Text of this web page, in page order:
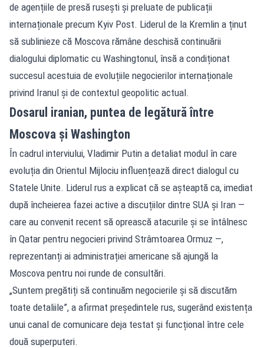
de agențiile de presă rusești și preluate de publicații
internaționale precum Kyiv Post. Liderul de la Kremlin a ținut
să sublinieze că Moscova rămâne deschisă continuării
dialogului diplomatic cu Washingtonul, însă a condiționat
succesul acestuia de evoluțiile negocierilor internaționale
privind Iranul și de contextul geopolitic actual.
Dosarul iranian, puntea de legătură între
Moscova și Washington
În cadrul interviului, Vladimir Putin a detaliat modul în care
evoluția din Orientul Mijlociu influențează direct dialogul cu
Statele Unite. Liderul rus a explicat că se așteaptă ca, imediat
după încheierea fazei active a discuțiilor dintre SUA și Iran —
care au convenit recent să oprească atacurile și se întâlnesc
în Qatar pentru negocieri privind Strâmtoarea Ormuz —,
reprezentanți ai administrației americane să ajungă la
Moscova pentru noi runde de consultări.
„Suntem pregătiți să continuăm negocierile și să discutăm
toate detaliile”, a afirmat președintele rus, sugerând existența
unui canal de comunicare deja testat și funcțional între cele
două superputeri.